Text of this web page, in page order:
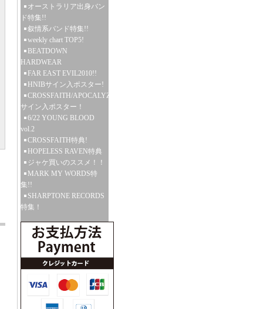
オーストラリア出身バン
ド特集!!
叙情系バンド特集!!
weekly chart TOP5!
BEATDOWN
HARDWEAR
FAR EAST EVIL2010!!
HNIBサイン入ポスター!
CROSSFAITH/APOCALYZE
サイン入ポスター！
6/22 YOUNG BLOOD
vol.2
CROSSFAITH特典!
HOPELESS RAVEN特典
ジャケ買いのススメ！！
MARK MY WORDS特
集!!
SHARPTONE RECORDS
特集！